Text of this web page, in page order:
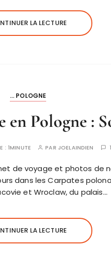
LA LECTURE
... POLOGNE
en Pologne :
: 1MINUTE PAR JOELAINDIEN
de voyage et photos de
dans les Carpates
et Wroclaw, du palais…
LA LECTURE